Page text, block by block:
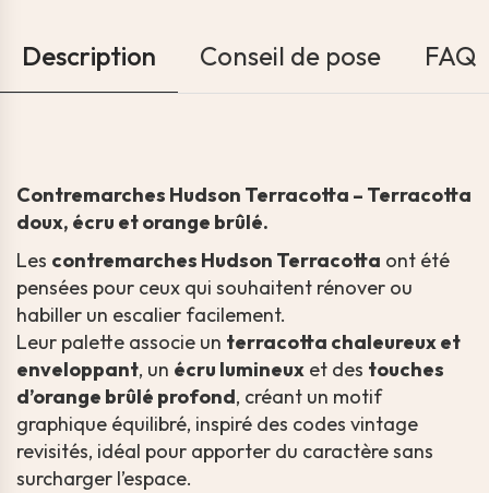
Description Conseil de pose FAQ
Contremarches Hudson Terracotta – Terracotta
doux, écru et orange brûlé.
Les contremarches Hudson Terracotta ont été
pensées pour ceux qui souhaitent rénover ou
habiller un escalier facilement.
Leur palette associe un terracotta chaleureux et
enveloppant, un écru lumineux et des touches
d’orange brûlé profond, créant un motif
graphique équilibré, inspiré des codes vintage
revisités, idéal pour apporter du caractère sans
surcharger l’espace.